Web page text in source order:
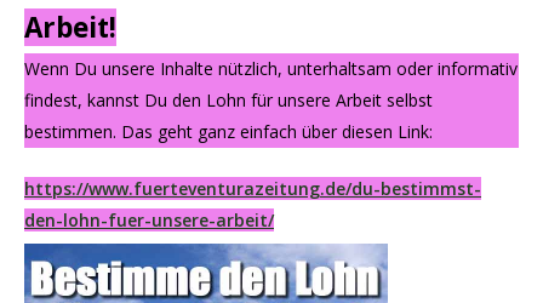
Arbeit!
Wenn Du unsere Inhalte nützlich, unterhaltsam oder informativ
findest, kannst Du den Lohn für unsere Arbeit selbst
bestimmen. Das geht ganz einfach über diesen Link:
https://www.fuerteventurazeitung.de/du-bestimmst-
den-lohn-fuer-unsere-arbeit/